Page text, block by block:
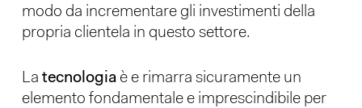
modo da incrementare gli investimenti della
propria clientela in questo settore.
La tecnologiaè e rimarra sicuramente un
elemento fondamentale e imprescindibile per